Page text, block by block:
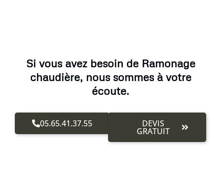
Si vous avez besoin de Ramonage
chaudière, nous sommes à votre
écoute.
05.65.41.37.55 DEVIS
GRATUIT